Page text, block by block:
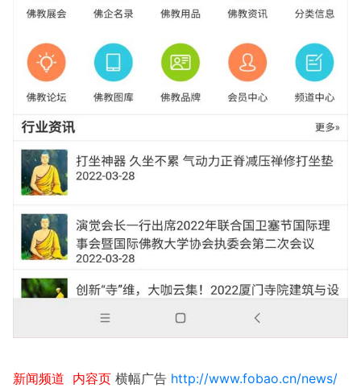
新闻频道 内容页 横幅广告 http://www.fobao.cn/news/